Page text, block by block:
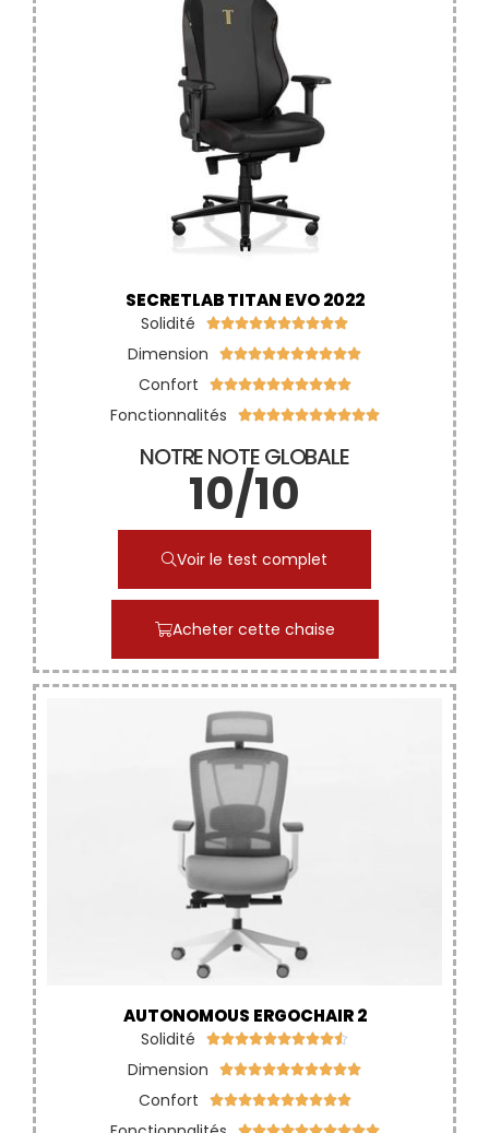
SECRETLAB TITAN EVO 2022
Solidité 
Dimension 
Confort 
Fonctionnalités 
NOTRE NOTE GLOBALE
10/10
Voir le test complet
Acheter cette chaise
AUTONOMOUS ERGOCHAIR 2
Solidité 
Dimension 
Confort 
